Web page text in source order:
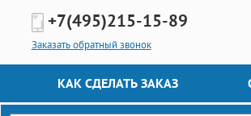
+7(495)215-15-89
Заказать обратный звонок
КАК СДЕЛАТЬ ЗАКАЗ